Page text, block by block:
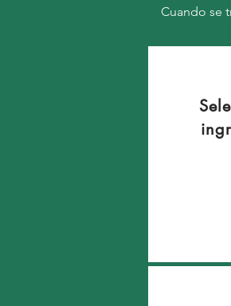
Cuando se